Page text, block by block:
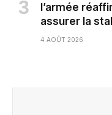
l’armée
assurer la
4 AOÛT 2026